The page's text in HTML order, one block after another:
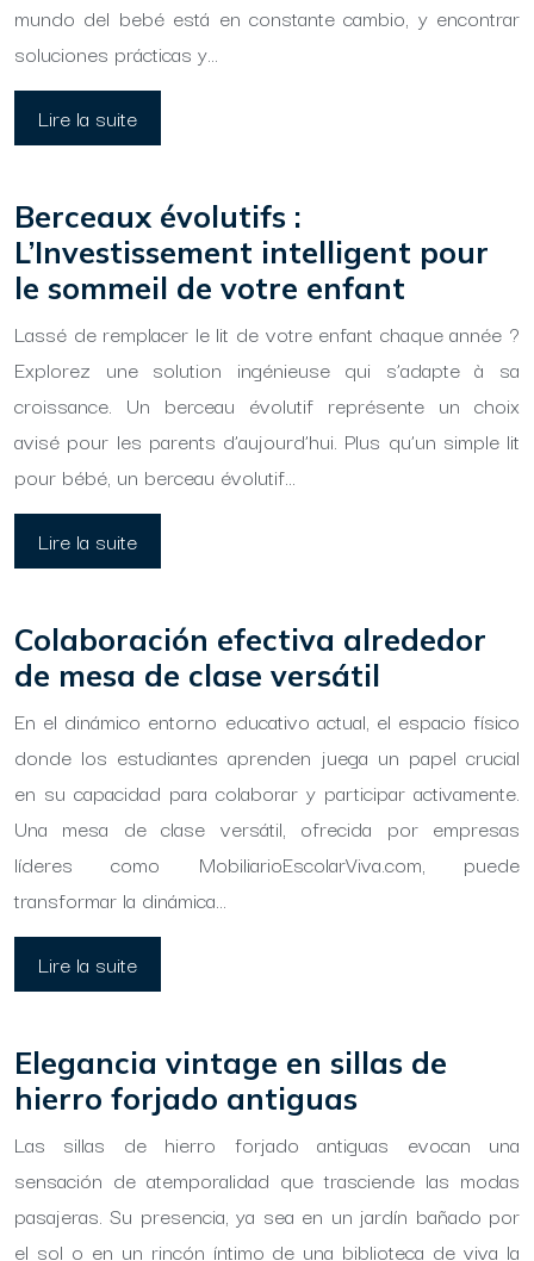
mundo del bebé está en constante cambio, y encontrar
soluciones prácticas y…
Lire la suite
Berceaux évolutifs :
L’Investissement intelligent pour
le sommeil de votre enfant
Lassé de remplacer le lit de votre enfant chaque année ?
Explorez une solution ingénieuse qui s’adapte à sa
croissance. Un berceau évolutif représente un choix
avisé pour les parents d’aujourd’hui. Plus qu’un simple lit
pour bébé, un berceau évolutif…
Lire la suite
Colaboración efectiva alrededor
de mesa de clase versátil
En el dinámico entorno educativo actual, el espacio físico
donde los estudiantes aprenden juega un papel crucial
en su capacidad para colaborar y participar activamente.
Una mesa de clase versátil, ofrecida por empresas
líderes como MobiliarioEscolarViva.com, puede
transformar la dinámica…
Lire la suite
Elegancia vintage en sillas de
hierro forjado antiguas
Las sillas de hierro forjado antiguas evocan una
sensación de atemporalidad que trasciende las modas
pasajeras. Su presencia, ya sea en un jardín bañado por
el sol o en un rincón íntimo de una biblioteca de viva la